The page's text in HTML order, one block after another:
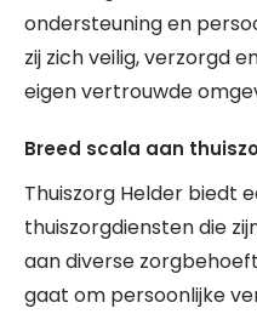
ondersteuning en
zij zich veilig, verzorgd
eigen vertrouwde
Breed scala aan
Thuiszorg Helder biedt
thuiszorgdiensten die
aan diverse
gaat om persoonlijke